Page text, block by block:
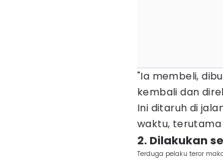
"Ia membeli,
kembali dan
Ini ditaruh di
waktu, terutama
2. Dilakukan
Terduga pelaku teror